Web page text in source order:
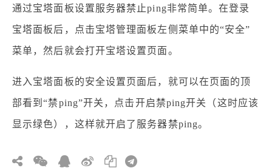
通过宝塔面板设置服务器禁止ping非常简单。在登录
宝塔面板后，点击宝塔管理面板左侧菜单中的“安全”
菜单，然后就会打开宝塔设置页面。
进入宝塔面板的安全设置页面后，就可以在页面的顶
部看到“禁ping”开关，点击开启禁ping开关（这时应该
显示绿色），这样就开启了服务器禁ping。